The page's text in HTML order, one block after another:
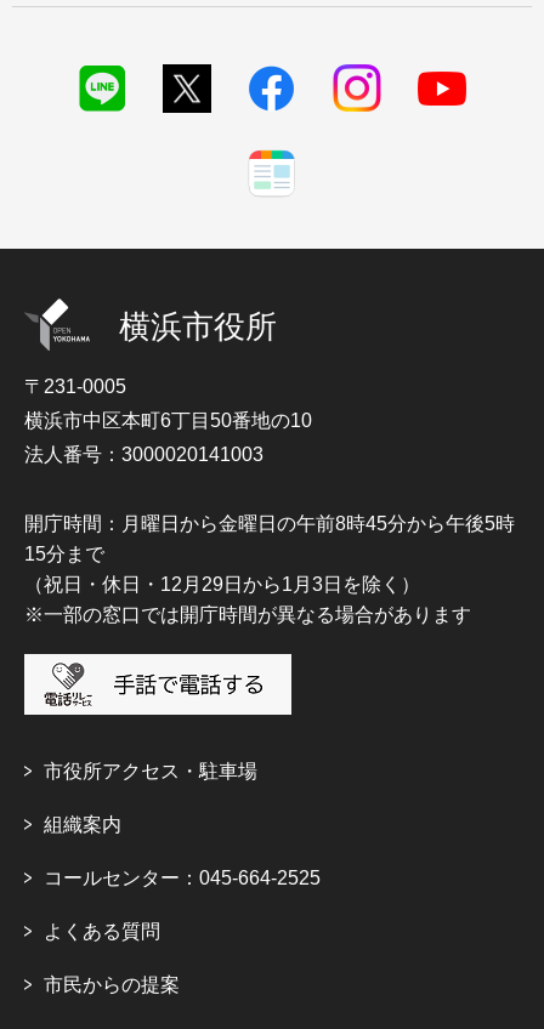
横浜市役所
〒231-0005
横浜市中区本町6丁目50番地の10
法人番号：3000020141003
開庁時間：月曜日から金曜日の午前8時45分から午後5時
15分まで
（祝日・休日・12月29日から1月3日を除く）
※一部の窓口では開庁時間が異なる場合があります
市役所アクセス・駐車場
組織案内
コールセンター：045-664-2525
よくある質問
市民からの提案